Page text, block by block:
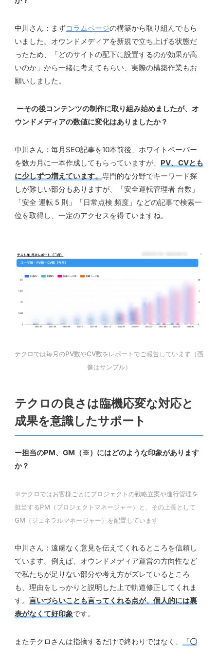
中川さん：まずコラムページの構築から取り組んでもら
いました。オウンドメディアを新規で立ち上げる状態だ
ったため、「どのサイトの配下に設置するのが効果が高
いのか」から一緒に考えてもらい、実際の構築作業もお
願いしました。
ーその後コンテンツの制作に取り組み始めましたが、オ
ウンドメディアの数値に変化はありましたか？
中川さん：毎月SEO記事を10本前後、ホワイトペーパー
を数カ月に一本作成してもらっていますが、 PV、CVとも
に少しずつ増えています。 専門的な分野でキーワード探
しが難しい部分もありますが、「安全運転管理者 台数」
「安全 運転 5 則」「日常点検 頻度」などの記事で検索一
位を取得し、一定のアクセスを得ていますね。
テクロでは毎月のPV数やCV数をレポートでご報告しています（画
像はサンプル）
テクロの良さは臨機応変な対応と
成果を意識したサポート
ー担当のPM、GM（※）にはどのような印象があります
か？
※テクロではお客様ごとにプロジェクトの戦略立案や進行管理を
担当するPM（プロジェクトマネージャー）と、その上長として
GM（ジェネラルマネージャー）を配置しています
中川さん：遠慮なく意見を伝えてくれるところを信頼し
ています。例えば、オウンドメディア運営の方向性など
で私たちが足りない部分や考え方がズレているところ
も、理由をしっかりと説明した上で軌道修正してくれま
す。 言いづらいことも言ってくれる点が、個人的には裏
表がなくて好印象です。
またテクロさんは指摘するだけで終わりではなく、 「〇